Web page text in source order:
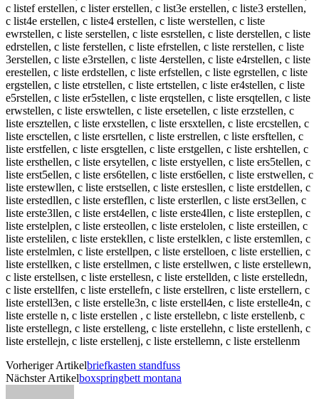
c listef erstellen, c lister erstellen, c list3e erstellen, c liste3 erstellen,
c list4e erstellen, c liste4 erstellen, c liste werstellen, c liste
ewrstellen, c liste serstellen, c liste esrstellen, c liste derstellen, c liste
edrstellen, c liste ferstellen, c liste efrstellen, c liste rerstellen, c liste
3erstellen, c liste e3rstellen, c liste 4erstellen, c liste e4rstellen, c liste
erestellen, c liste erdstellen, c liste erfstellen, c liste egrstellen, c liste
ergstellen, c liste etrstellen, c liste ertstellen, c liste er4stellen, c liste
e5rstellen, c liste er5stellen, c liste erqstellen, c liste ersqtellen, c liste
erwstellen, c liste erswtellen, c liste ersetellen, c liste erzstellen, c
liste ersztellen, c liste erxstellen, c liste ersxtellen, c liste ercstellen, c
liste ersctellen, c liste ersrtellen, c liste erstrellen, c liste ersftellen, c
liste erstfellen, c liste ersgtellen, c liste erstgellen, c liste ershtellen, c
liste ersthellen, c liste ersytellen, c liste erstyellen, c liste ers5tellen, c
liste erst5ellen, c liste ers6tellen, c liste erst6ellen, c liste erstwellen, c
liste erstewllen, c liste erstsellen, c liste erstesllen, c liste erstdellen, c
liste erstedllen, c liste erstefllen, c liste ersterllen, c liste erst3ellen, c
liste erste3llen, c liste erst4ellen, c liste erste4llen, c liste erstepllen, c
liste erstelplen, c liste ersteollen, c liste erstelolen, c liste ersteillen, c
liste erstelilen, c liste erstekllen, c liste erstelklen, c liste erstemllen, c
liste erstelmlen, c liste erstellpen, c liste erstelloen, c liste erstellien, c
liste erstellken, c liste erstellmen, c liste erstellwen, c liste erstellewn,
c liste erstellsen, c liste erstellesn, c liste erstellden, c liste erstelledn,
c liste erstellfen, c liste erstellefn, c liste erstellren, c liste erstellern, c
liste erstell3en, c liste erstelle3n, c liste erstell4en, c liste erstelle4n, c
liste erstelle n, c liste erstellen , c liste erstellebn, c liste erstellenb, c
liste erstellegn, c liste erstelleng, c liste erstellehn, c liste erstellenh, c
liste erstellejn, c liste erstellenj, c liste erstellemn, c liste erstellenm
Vorheriger Artikelbriefkasten standfuss
Nächster Artikelboxspringbett montana